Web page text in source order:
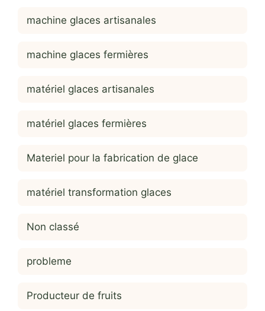
machine glaces artisanales
machine glaces fermières
matériel glaces artisanales
matériel glaces fermières
Materiel pour la fabrication de glace
matériel transformation glaces
Non classé
probleme
Producteur de fruits